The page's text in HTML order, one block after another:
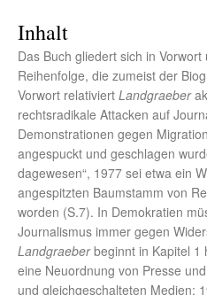
Inhalt
Das Buch gliedert sich in
Reihenfolge, die zumeist der
Vorwort relativiert Landgraeber
rechtsradikale Attacken auf
Demonstrationen gegen
angespuckt und geschlagen
dagewesen“, 1977 sei etwa ein
angespitzten Baumstamm von
worden (S.7). In Demokratien
Journalismus immer gegen
Landgraeberbeginnt in Kapitel 1
eine Neuordnung von Presse
und gleichgeschalteten Medien: